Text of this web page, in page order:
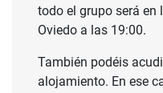
todo el grupo será en
Oviedo a las 19:00.
También podéis
alojamiento. En ese